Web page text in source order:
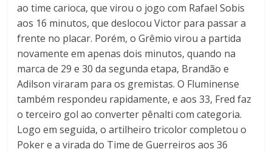
ao time carioca, que virou o jogo com Rafael Sobis
aos 16 minutos, que deslocou Victor para passar a
frente no placar. Porém, o Grêmio virou a partida
novamente em apenas dois minutos, quando na
marca de 29 e 30 da segunda etapa, Brandão e
Adilson viraram para os gremistas. O Fluminense
também respondeu rapidamente, e aos 33, Fred faz
o terceiro gol ao converter pênalti com categoria.
Logo em seguida, o artilheiro tricolor completou o
Poker e a virada do Time de Guerreiros aos 36